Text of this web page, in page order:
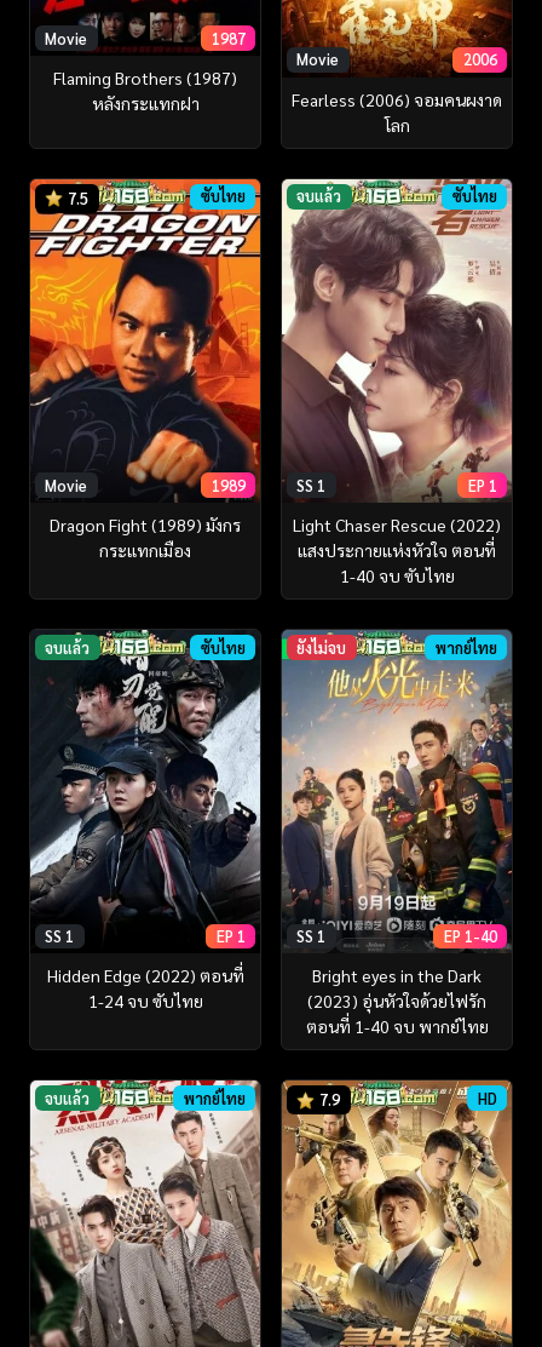
Movie 1987
Flaming Brothers (1987)
หลังกระแทกฝา
Movie 2006
Fearless (2006) จอมคนผงาด
โลก
7.5 ซับไทย
Movie 1989
Dragon Fight (1989) มังกร
กระแทกเมือง
จบแล้ว ซับไทย
SS 1 EP 1
Light Chaser Rescue (2022)
แสงประกายแห่งหัวใจ ตอนที่
1-40 จบ ซับไทย
จบแล้ว ซับไทย
SS 1 EP 1
Hidden Edge (2022) ตอนที่
1-24 จบ ซับไทย
ยังไม่จบ พากย์ไทย
SS 1 EP 1-40
Bright eyes in the Dark
(2023) อุ่นหัวใจด้วยไฟรัก
ตอนที่ 1-40 จบ พากย์ไทย
จบแล้ว พากย์ไทย 7.9 HD